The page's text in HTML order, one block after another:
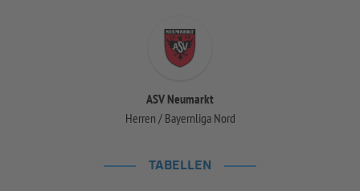
ASV Neumarkt
Herren / Bayernliga Nord
TABELLEN